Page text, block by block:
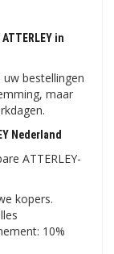
in
uw bestellingen
maar
Nederland
ATTERLEY-
kopers.
10%